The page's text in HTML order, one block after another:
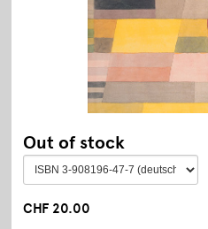
Out of stock
CHF 20.00